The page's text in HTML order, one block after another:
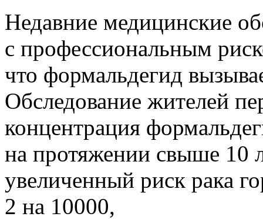
Недавние медицинские
с профессиональным
что формальдегид
Обследование жителей
концентрация
на протяжении свыше 10
увеличенный риск рака
2 на 10000,